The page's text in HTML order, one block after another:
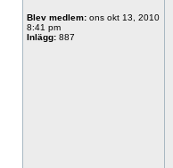
Blev medlem: ons okt 13, 2010
8:41 pm
Inlägg: 887